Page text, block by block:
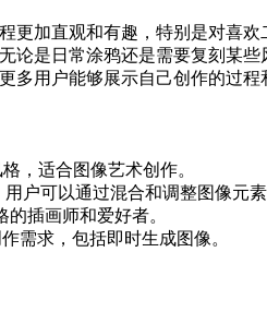
更加直观和有趣，特别是对喜
论是日常涂鸦还是需要复刻某
多用户能够展示自己创作的过程
，适合图像艺术创作。
户可以通过混合和调整图像元素
插画师和爱好者。
需求，包括即时生成图像。